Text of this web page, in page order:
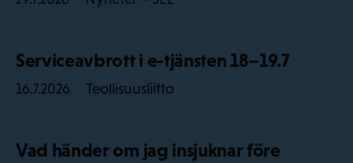
Serviceavbrott i e-tjänsten 18–19.7
16.7.2026 Teollisuusliitto
Vad händer om jag insjuknar före